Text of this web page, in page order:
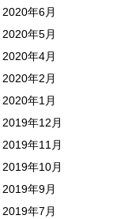
2020年6月
2020年5月
2020年4月
2020年2月
2020年1月
2019年12月
2019年11月
2019年10月
2019年9月
2019年7月